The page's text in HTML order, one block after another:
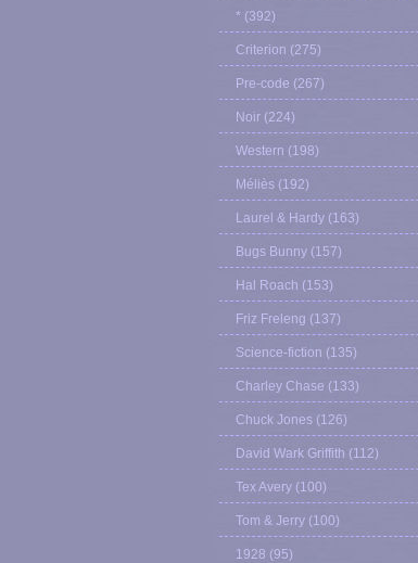
* (392)
Criterion (275)
Pre-code (267)
Noir (224)
Western (198)
Méliès (192)
Laurel & Hardy (163)
Bugs Bunny (157)
Hal Roach (153)
Friz Freleng (137)
Science-fiction (135)
Charley Chase (133)
Chuck Jones (126)
David Wark Griffith (112)
Tex Avery (100)
Tom & Jerry (100)
1928 (95)